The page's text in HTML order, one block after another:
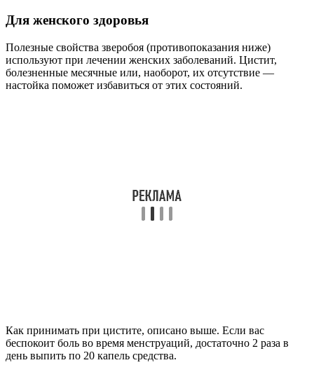
Для женского здоровья
Полезные свойства зверобоя (противопоказания ниже)
используют при лечении женских заболеваний. Цистит,
болезненные месячные или, наоборот, их отсутствие —
настойка поможет избавиться от этих состояний.
Как принимать при цистите, описано выше. Если вас
беспокоит боль во время менструаций, достаточно 2 раза в
день выпить по 20 капель средства.